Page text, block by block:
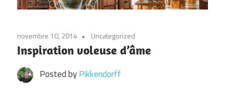
novembre 10, 2014 Uncategorized
Inspiration voleuse d’âme
Posted byPikkendorff